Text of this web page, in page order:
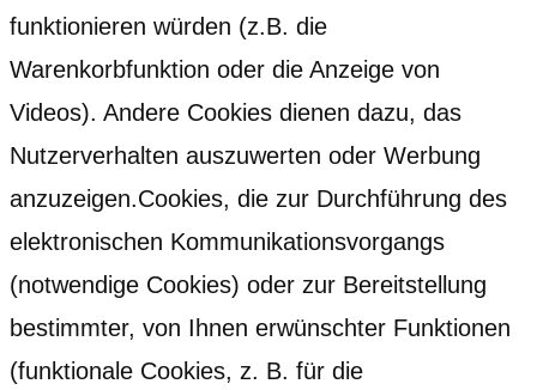
funktionieren würden (z.B. die
Warenkorbfunktion oder die Anzeige von
Videos). Andere Cookies dienen dazu, das
Nutzerverhalten auszuwerten oder Werbung
anzuzeigen.Cookies, die zur Durchführung des
elektronischen Kommunikationsvorgangs
(notwendige Cookies) oder zur Bereitstellung
bestimmter, von Ihnen erwünschter Funktionen
(funktionale Cookies, z. B. für die